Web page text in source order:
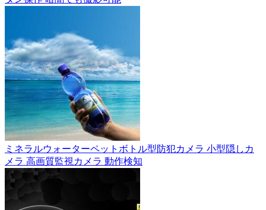
ミネラルウォーターペットボトル型防犯カメラ 小型隠しカ
メラ 高画質監視カメラ 動作検知